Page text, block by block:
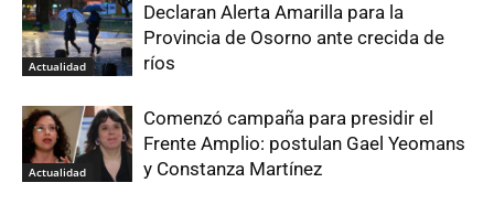
Actualidad
Declaran Alerta Amarilla para la
Provincia de Osorno ante crecida de
ríos
Actualidad
Comenzó campaña para presidir el
Frente Amplio: postulan Gael Yeomans
y Constanza Martínez